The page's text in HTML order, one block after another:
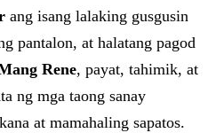
ang isang lalaking gusgusin
pantalon, at halatang pagod
Rene, payat, tahimik, at
ng mga taong sanay
at mamahaling sapatos.